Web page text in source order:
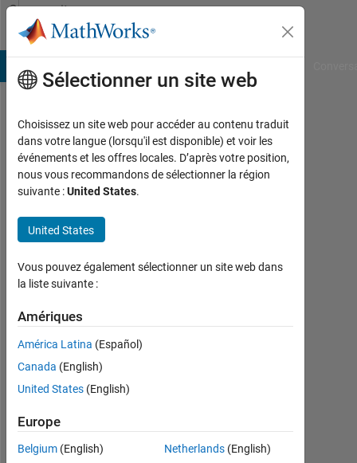
Passer au contenu
Community
Profile
islam
dib
Last
presque
3 ans il
|
depuis
2020
Followers:
0
Sélectionner un site web
Choisissez un site web pour accéder au contenu traduit
dans votre langue (lorsqu'il est disponible) et voir les
événements et les offres locales. D’après votre position,
nous vous recommandons de sélectionner la région
suivante :United States.
United States
Vous pouvez également sélectionner un site web dans
la liste suivante :
Amériques
América Latina (Español)
Canada (English)
United States (English)
Europe
Belgium (English)
Netherlands(English)